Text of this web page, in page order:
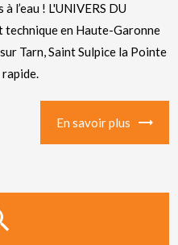
l’eau ! L'UNIVERS DU
technique en Haute-Garonne
Tarn, Saint Sulpice la Pointe
En savoir plus